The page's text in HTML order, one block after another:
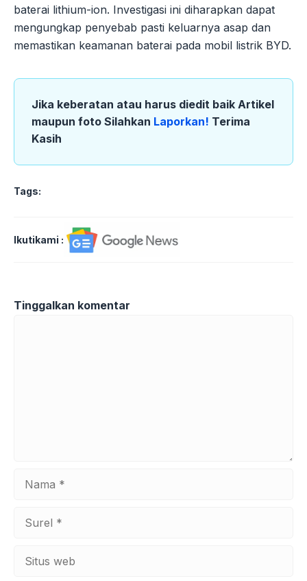
baterai lithium-ion. Investigasi ini diharapkan dapat
mengungkap penyebab pasti keluarnya asap dan
memastikan keamanan baterai pada mobil listrik BYD.
Jika keberatan atau harus diedit baik Artikel
maupun foto Silahkan Laporkan! Terima
Kasih
Tags:
Ikutikami :
Tinggalkan komentar
web